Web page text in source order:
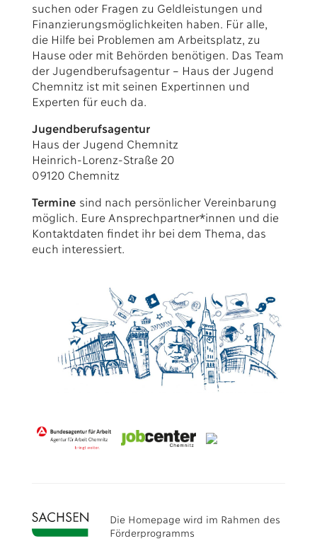
suchen oder Fragen zu Geldleistungen und
Finanzierungsmöglichkeiten haben. Für alle,
die Hilfe bei Problemen am Arbeitsplatz, zu
Hause oder mit Behörden benötigen. Das Team
der Jugendberufsagentur – Haus der Jugend
Chemnitz ist mit seinen Expertinnen und
Experten für euch da.
Jugendberufsagentur
Haus der Jugend Chemnitz
Heinrich-Lorenz-Straße 20
09120 Chemnitz
Terminesind nach persönlicher Vereinbarung
möglich. Eure Ansprechpartner*innen und die
Kontaktdaten findet ihr bei dem Thema, das
euch interessiert.
Die Homepage wird im Rahmen des
Förderprogramms